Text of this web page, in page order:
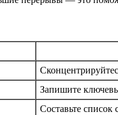
Запишите
Составьте